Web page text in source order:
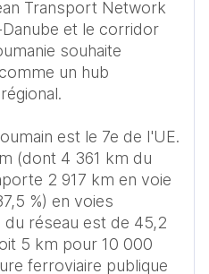
Transport Network
Danube et le corridor
souhaite
un hub
est le 7e de l'UE.
(dont 4 361 km du
2 917 km en voie
%) en voies
du réseau est de 45,2
5 km pour 10 000
ferroviaire publique